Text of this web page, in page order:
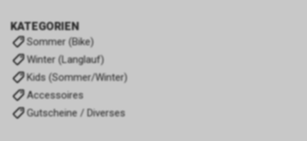
KATEGORIEN
Sommer (Bike)
Winter (Langlauf)
Kids (Sommer/Winter)
Accessoires
Gutscheine / Diverses